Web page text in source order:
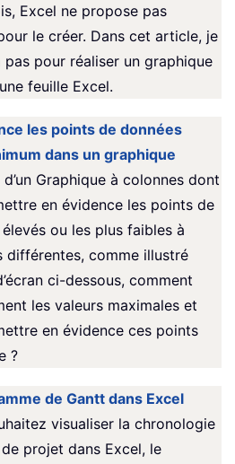
Excel ne propose pas
le créer. Dans cet article, je
pour réaliser un graphique
feuille Excel.
les points de données
dans un graphique
Graphique à colonnes dont
en évidence les points de
ou les plus faibles à
différentes, comme illustré
ci-dessous, comment
les valeurs maximales et
en évidence ces points
?
de Gantt dans Excel
visualiser la chronologie
projet dans Excel, le